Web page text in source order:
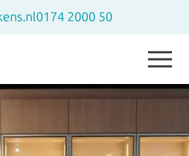
0174 2000 50